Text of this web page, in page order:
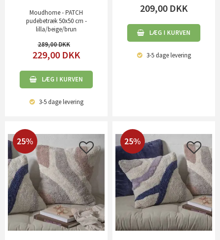
Moudhome - PATCH
pudebetræk 50x50 cm -
lilla/beige/brun
289,00
229,00 DKK
LÆG I KURVEN
3-5 dagelevering
209,00 DKK
LÆG I KURVEN
3-5 dagelevering
25% 25%